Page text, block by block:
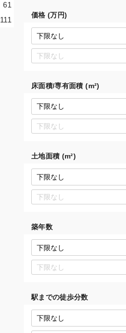
価格 (万円)
床面積/専有面積 (m²)
土地面積 (m²)
築年数
駅までの徒歩分数
61
111